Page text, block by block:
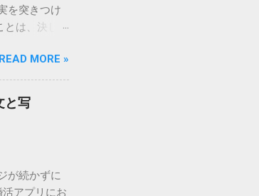
を突きつけ
とは、決して
解説し、自分
表とは？市
場におけ
、男女で評
視されるの
700〜900
の場合、婚
READ MORE »
と写
が続かずに
アプリにお